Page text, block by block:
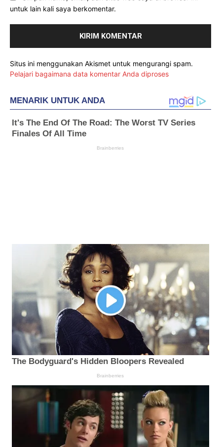
untuk lain kali saya berkomentar.
Situs ini menggunakan Akismet untuk mengurangi spam.
Pelajari bagaimana data komentar Anda diproses